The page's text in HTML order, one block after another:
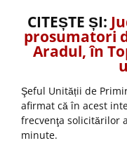
CITEȘTE ȘI:
prosumatori
Aradul, în
Şeful Unității de
afirmat că în acest
frecvenţa solicitărilor
minute.